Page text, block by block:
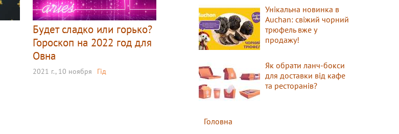
Будет сладко или горько?
Гороскоп на 2022 год для
Овна
2021 г., 10 ноября Гід
Унікальна новинка в
Auchan: свіжий чорний
трюфель вже у
продажу!
Як обрати ланч-бокси
для доставки від кафе
та ресторанів?
Головна